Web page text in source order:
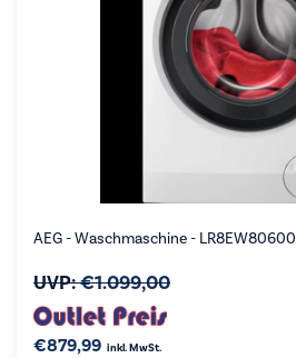
AEG - Waschmaschine - LR8EW80600
UVP:€1.099,00
€879,99 inkl. MwSt.